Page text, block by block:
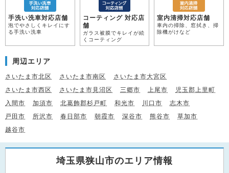
手洗い洗車対応店舗
泡でやさしくキレイにす
る手洗い洗車
コーティング 対応店
舗
ガラス被膜でキレイが続
くコーティング
室内清掃対応店舗
車内の掃除、窓拭き、掃
除機がけなど
周辺エリア
さいたま市北区 さいたま市南区
さいたま市大宮区
さいたま市西区
さいたま市見沼区 三郷市 上尾市
児玉郡上里町
入間市
加須市 北葛飾郡杉戸町 和光市 川口市
志木市
戸田市
所沢市 春日部市 朝霞市 深谷市 熊谷市
草加市
越谷市
埼玉県狭山市のエリア情報